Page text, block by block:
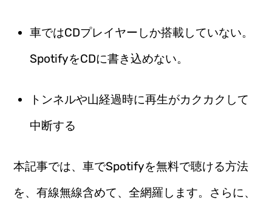
車ではCDプレイヤーしか搭載していない。
SpotifyをCDに書き込めない。
トンネルや山経過時に再生がカクカクして
中断する
本記事では、車でSpotifyを無料で聴ける方法
を、有線無線含めて、全網羅します。さらに、